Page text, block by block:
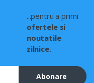
...pentru a primi
ofertele si
noutatile
zilnice.
Abonare